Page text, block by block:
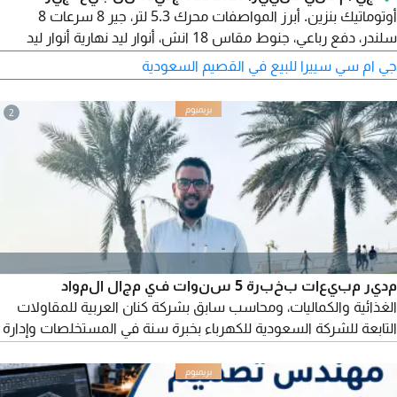
أوتوماتيك بنزين. أبرز المواصفات محرك 5.3 لتر، جير 8 سرعات 8
سلندر، دفع رباعي، جنوط مقاس 18 انش، أنوار ليد نهارية أنوار ليد
عالي واطي، اضاءة ليد على المرايا، أنوار ليد خلفية حساسات أمامية،
حساسات خلفية، هوك خلفي، دخول ذكي تشغيل ذكي، تشغيل عن
بعد، مقاعد جلد
جي ام سي سييرا للبيع في القصيم السعودية
2
مدير مبيعات بخبرة 5 سنوات في مجال المواد
الغذائية والكماليات، ومحاسب سابق بشركة كنان العربية للمقاولات
التابعة للشركة السعودية للكهرباء بخبرة سنة في المستخلصات وإدارة
والبرامج المحاسبية، مع خبرة في التفاوض مع العملاء والموردين،
واعداد عروض الأسعار، وابرام أفضل العقود وتحقيق الخصومات